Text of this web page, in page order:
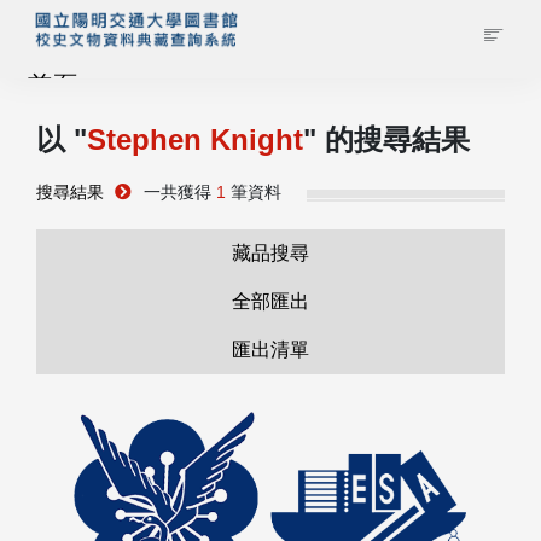
首頁
藏品查詢
管理者登入
以 "Stephen Knight" 的搜尋結果
搜尋結果 一共獲得 1 筆資料
藏品搜尋
全部匯出
匯出清單